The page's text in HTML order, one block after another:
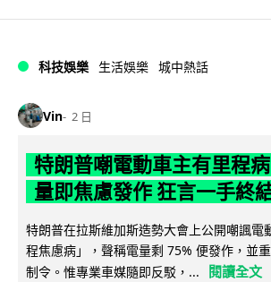
科技娛樂 生活娛樂 城中熱話
Vin 2 日
特朗普嘲電動車主有里程
量即焦慮發作 狂言一手終
特朗普在拉斯維加斯造勢大會上公開嘲諷電
程焦慮病」，聲稱電量剩 75% 便發作，並
制令。惟專業車媒隨即反駁，...
閱讀全文